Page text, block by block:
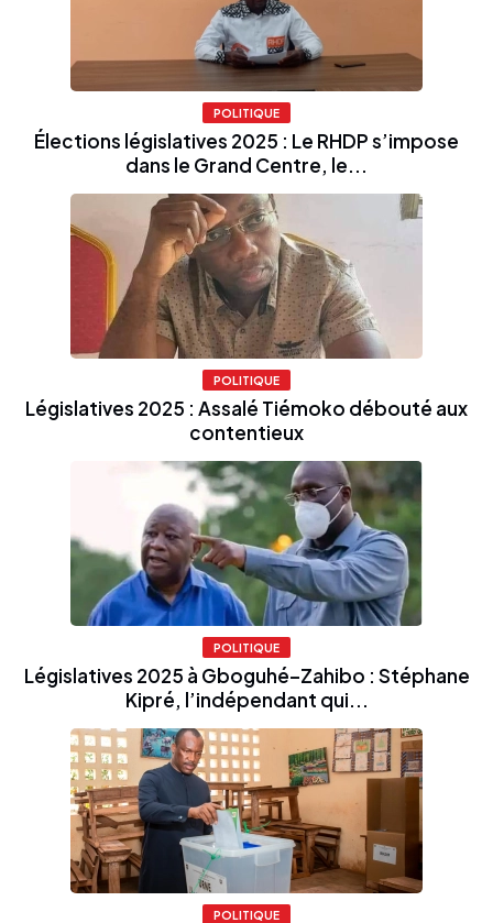
POLITIQUE
Élections législatives 2025 : Le RHDP s’impose
dans le Grand Centre, le...
POLITIQUE
Législatives 2025 : Assalé Tiémoko débouté aux
contentieux
POLITIQUE
Législatives 2025 à Gboguhé–Zahibo : Stéphane
Kipré, l’indépendant qui...
POLITIQUE